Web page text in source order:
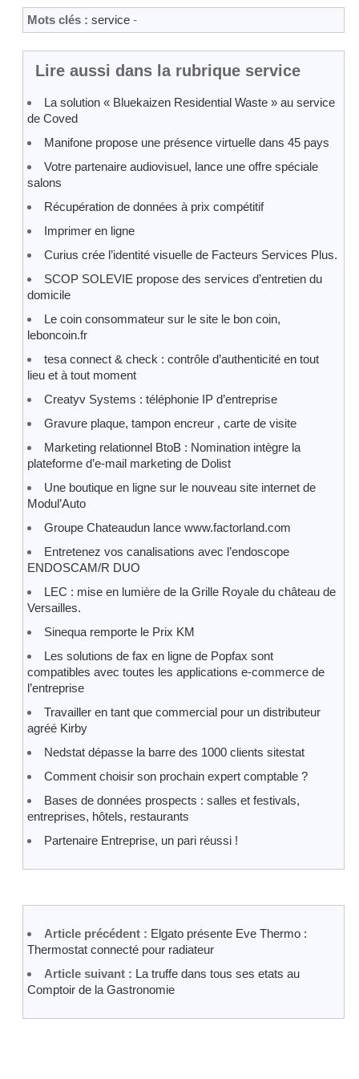
Mots clés : service -
Lire aussi dans la rubrique service
La solution « Bluekaizen Residential Waste » au service
de Coved
Manifone propose une présence virtuelle dans 45 pays
Votre partenaire audiovisuel, lance une offre spéciale
salons
Récupération de données à prix compétitif
Imprimer en ligne
Curius crée l’identité visuelle de Facteurs Services Plus.
SCOP SOLEVIE propose des services d’entretien du
domicile
Le coin consommateur sur le site le bon coin,
leboncoin.fr
tesa connect & check : contrôle d’authenticité en tout
lieu et à tout moment
Creatyv Systems : téléphonie IP d’entreprise
Gravure plaque, tampon encreur , carte de visite
Marketing relationnel BtoB : Nomination intègre la
plateforme d’e-mail marketing de Dolist
Une boutique en ligne sur le nouveau site internet de
Modul’Auto
Groupe Chateaudun lance www.factorland.com
Entretenez vos canalisations avec l’endoscope
ENDOSCAM/R DUO
LEC : mise en lumière de la Grille Royale du château de
Versailles.
Sinequa remporte le Prix KM
Les solutions de fax en ligne de Popfax sont
compatibles avec toutes les applications e-commerce de
l’entreprise
Travailler en tant que commercial pour un distributeur
agréé Kirby
Nedstat dépasse la barre des 1000 clients sitestat
Comment choisir son prochain expert comptable ?
Bases de données prospects : salles et festivals,
entreprises, hôtels, restaurants
Partenaire Entreprise, un pari réussi !
Article précédent : Elgato présente Eve Thermo :
Thermostat connecté pour radiateur
Article suivant : La truffe dans tous ses etats au
Comptoir de la Gastronomie